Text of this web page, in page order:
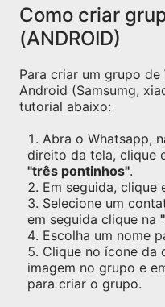
Como criar
(ANDROID)
Para criar um grupo
Android (Samsumg,
tutorial abaixo:
Abra o Whatsapp,
direito da tela, clique
"três pontinhos".
Em seguida, clique
Selecione um
em seguida clique na
Escolha um nome
Clique no ícone da
imagem no grupo e
para criar o grupo.